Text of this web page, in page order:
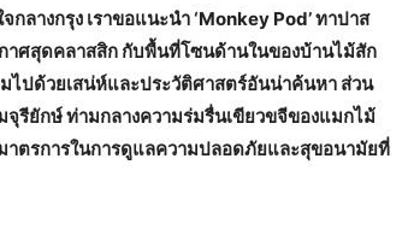
ลางกรุง เราขอแนะนำ ‘Monkey Pod’ ทาปาส
าศสุดคลาสสิก กับพื้นที่โซนด้านในของบ้านไม้สัก
ไปด้วยเสน่ห์และประวัติศาสตร์อันน่าค้นหา ส่วน
รียักษ์ ท่ามกลางความร่มรื่นเขียวขจีของแมกไม้
ตรการในการดูแลความปลอดภัยและสุขอนามัยที่